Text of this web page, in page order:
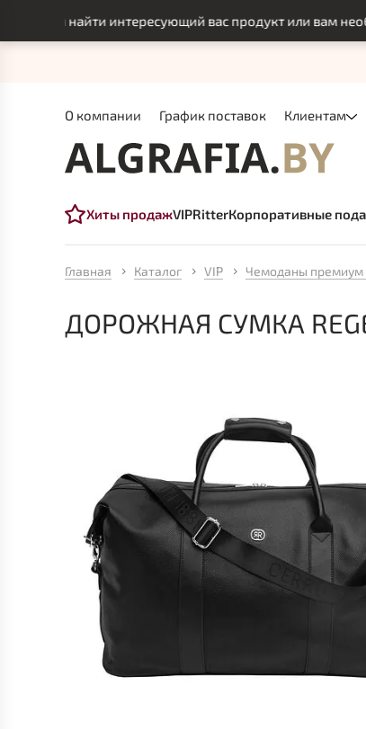
найти интересующий вас продукт или вам
О компании График поставок Клиентам
Хиты продажVIPRitterКорпоративные
Главная Каталог VIP Чемоданы премиум
ДОРОЖНАЯ СУМКА